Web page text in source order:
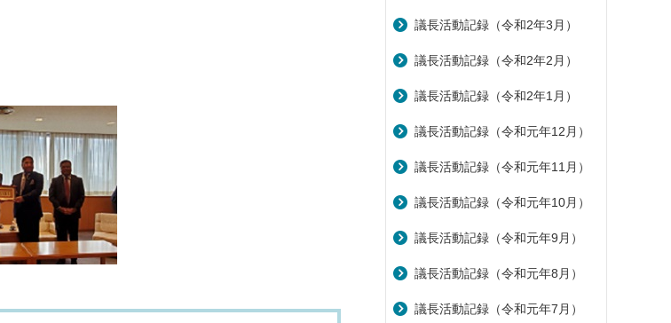
議長活動記録（令和2年3月）
議長活動記録（令和2年2月）
議長活動記録（令和2年1月）
議長活動記録（令和元年12月）
議長活動記録（令和元年11月）
議長活動記録（令和元年10月）
議長活動記録（令和元年9月）
議長活動記録（令和元年8月）
議長活動記録（令和元年7月）